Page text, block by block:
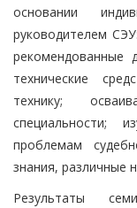
основании
руководителем
рекомендованные
технические
технику;
специальности;
проблемам
знания, различные
Результаты